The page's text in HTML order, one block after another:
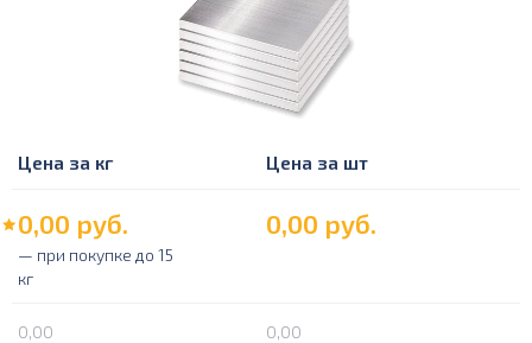
Цена за кг Цена за шт
0,00 руб. 0,00 руб.
— при покупке до 15
кг
0,00
0,00